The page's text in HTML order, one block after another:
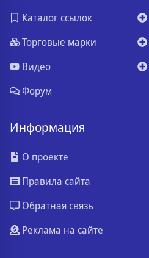
Каталог ссылок
Торговые марки
Видео
Форум
Информация
О проекте
Правила сайта
Обратная связь
Реклама на сайте